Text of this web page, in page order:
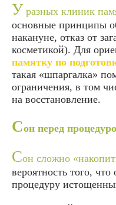
У разных клиник
основные принципы
накануне, отказ от
косметикой). Для
памятку по
такая «шпаргалка»
ограничения, в том
на восстановление.
Сон перед
Сон сложно
вероятность того,
процедуру